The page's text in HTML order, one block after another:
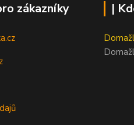
zákazníky |